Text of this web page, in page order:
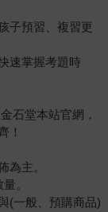
子預習、複習更
速掌握考題時
石堂本站官網，
！
為主。
。
(一般、預購商品)